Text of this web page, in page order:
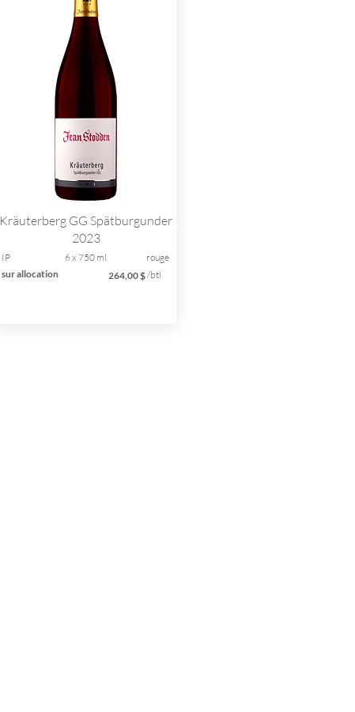
Kräuterberg GG Spätburgunder
2023
IP
sur allocation
6 x 750 ml
rouge
264,00 $/btl